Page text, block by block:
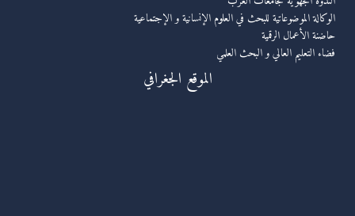
الوكالة الموضوعاتية للبحث في العلوم الإنسانية و الإجتماعية
حاضنة الأعمال الرقمية
فضاء التعليم العالي و البحث العلمي
الموقع الجغرافي